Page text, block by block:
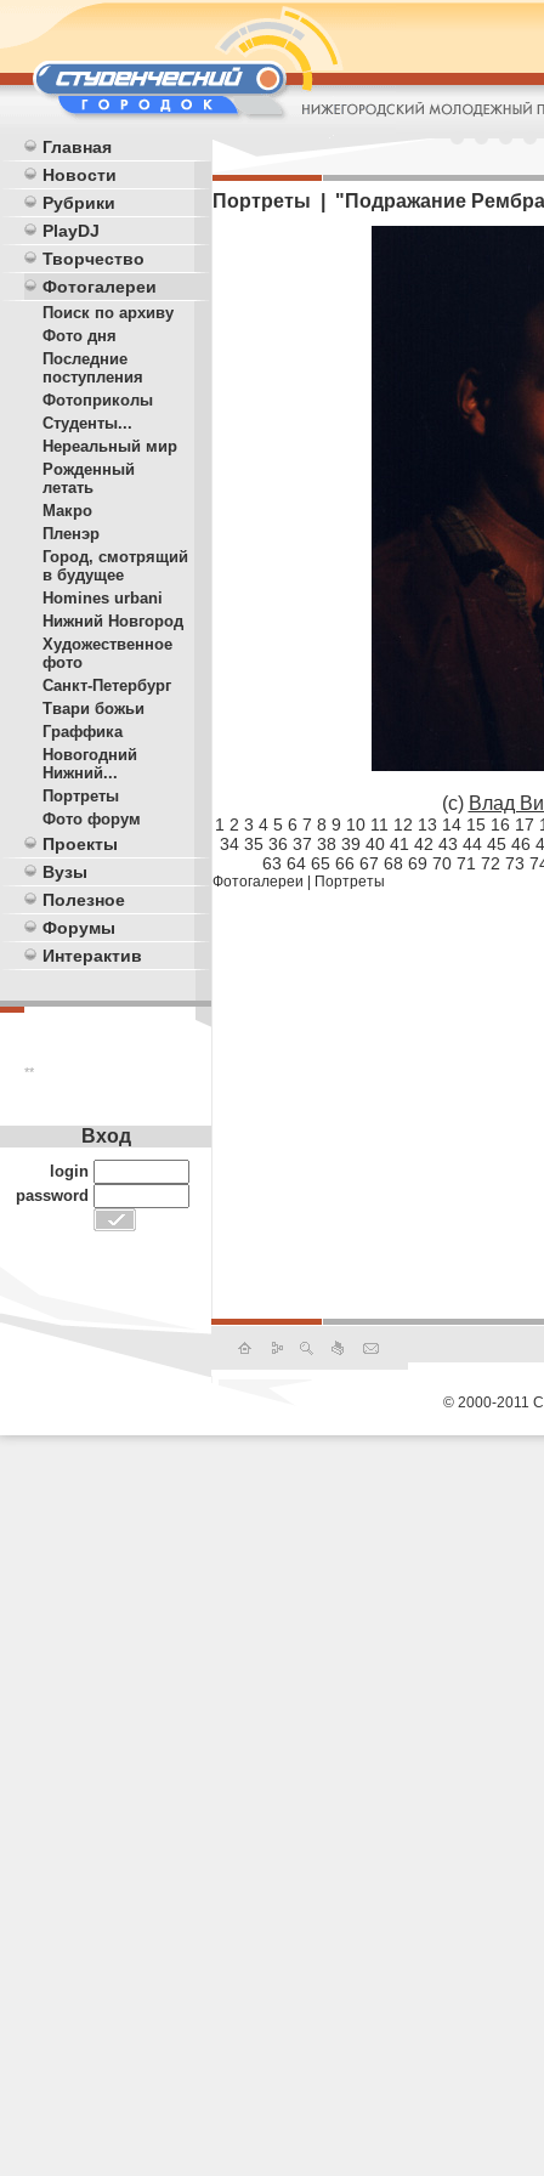
Главная
Новости
Рубрики
PlayDJ
Творчество
Фотогалереи
Поиск по архиву
Фото дня
Последние
поступления
Фотоприколы
Студенты...
Нереальный мир
Рожденный
летать
Макро
Пленэр
Город, смотрящий
в будущее
Homines urbani
Нижний Новгород
Художественное
фото
Санкт-Петербург
Твари божьи
Граффика
Новогодний
Нижний...
Портреты
Фото форум
Проекты
Вузы
Полезное
Форумы
Интерактив
**
Портреты | "Подражание
(с) Влад
1 2 3 4 5 6 7 8 9 10 11 12 13 14 15 16 17
34 35 36 37 38 39 40 41 42 43 44 45 46
63 64 65 66 67 68 69 70 71 72 73
Фотогалереи Портреты
Вход
login
password
© 2000-2011